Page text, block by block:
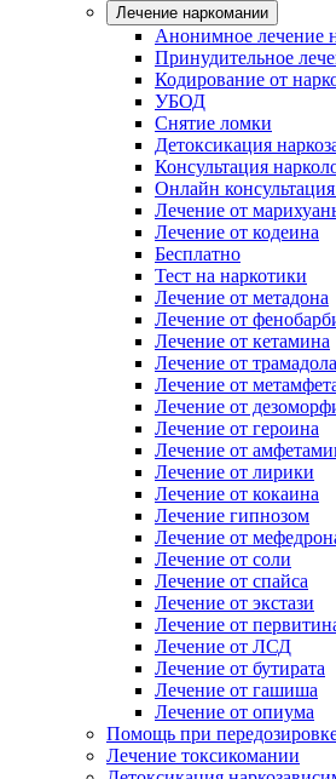
Лечение наркомании
Анонимное лечение
Принудительное
Кодирование от
УБОД
Снятие ломки
Детоксикация
Консультация
Онлайн
Лечение от
Лечение от кодеина
Бесплатно
Тест на наркотики
Лечение от метадона
Лечение от
Лечение от кетамина
Лечение от трамадола
Лечение от
Лечение от
Лечение от героина
Лечение от
Лечение от лирики
Лечение от кокаина
Лечение гипнозом
Лечение от
Лечение от соли
Лечение от спайса
Лечение от экстази
Лечение от
Лечение от ЛСД
Лечение от бутирата
Лечение от гашиша
Лечение от опиума
Помощь при
Лечение токсикомании